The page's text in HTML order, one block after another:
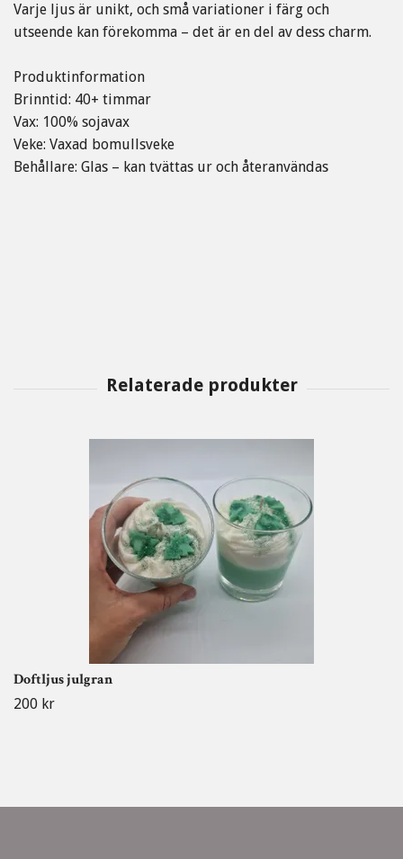
Varje ljus är unikt, och små variationer i färg och
utseende kan förekomma – det är en del av dess charm.
Produktinformation
Brinntid: 40+ timmar
Vax: 100% sojavax
Veke: Vaxad bomullsveke
Behållare: Glas – kan tvättas ur och återanvändas
Doftljus julgran
200 kr